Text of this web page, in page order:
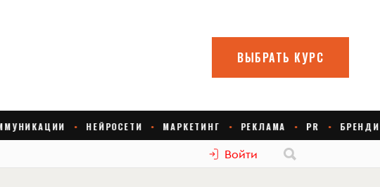
Войти